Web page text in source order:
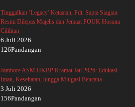
Tinggalkan ‘Legacy’ Ketaatan, Pdt. Sapta Siagian
Resmi Dilepas Majelis dan Jemaat POUK Hosana
Cililitan
6 Juli 2026
126Pandangan
Jambore ASM HKBP Kramat Jati 2026: Edukasi
Iman, Kesehatan, hingga Mitigasi Bencana
3 Juli 2026
156Pandangan